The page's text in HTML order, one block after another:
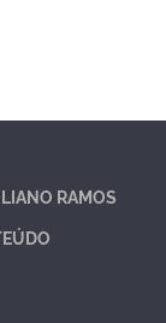
RAMOS